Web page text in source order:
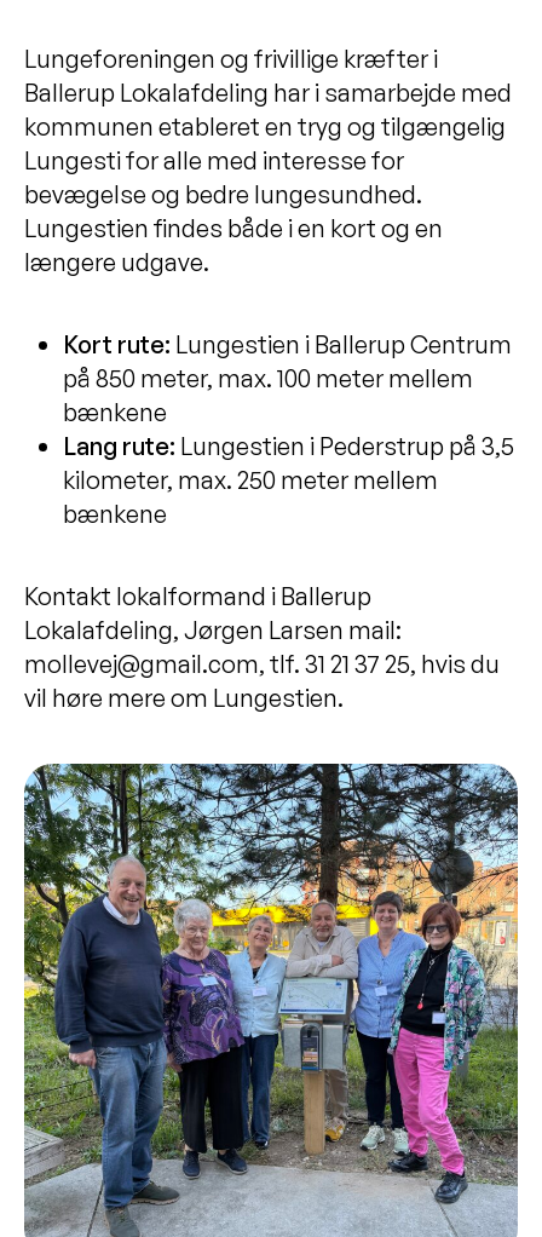
Lungeforeningen og frivillige kræfter i
Ballerup Lokalafdeling har i samarbejde med
kommunen etableret en tryg og tilgængelig
Lungesti for alle med interesse for
bevægelse og bedre lungesundhed.
Lungestien findes både i en kort og en
længere udgave.
Kort rute: Lungestien i Ballerup Centrum
på 850 meter, max. 100 meter mellem
bænkene
Lang rute: Lungestien i Pederstrup på 3,5
kilometer, max. 250 meter mellem
bænkene
Kontakt lokalformand i Ballerup
Lokalafdeling, Jørgen Larsen mail:
mollevej@gmail.com, tlf. 31 21 37 25, hvis du
vil høre mere om Lungestien.